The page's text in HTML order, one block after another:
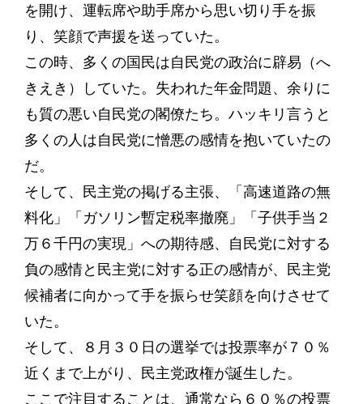
を開け、運転席や助手席から思い切り手を振
り、笑顔で声援を送っていた。
この時、多くの国民は自民党の政治に辟易（へ
きえき）していた。失われた年金問題、余りに
も質の悪い自民党の閣僚たち。ハッキリ言うと
多くの人は自民党に憎悪の感情を抱いていたの
だ。
そして、民主党の掲げる主張、「高速道路の無
料化」「ガソリン暫定税率撤廃」「子供手当２
万６千円の実現」への期待感、自民党に対する
負の感情と民主党に対する正の感情が、民主党
候補者に向かって手を振らせ笑顔を向けさせて
いた。
そして、８月３０日の選挙では投票率が７０％
近くまで上がり、民主党政権が誕生した。
ここで注目することは、通常なら６０％の投票